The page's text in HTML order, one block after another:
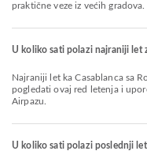
praktične veze iz većih gradova.
U koliko sati polazi najraniji let
Najraniji let ka Casablanca sa Royal Air Maroc polazi u 00:15. Možete
pogledati ovaj red letenja i
Airpazu.
U koliko sati polazi poslednji